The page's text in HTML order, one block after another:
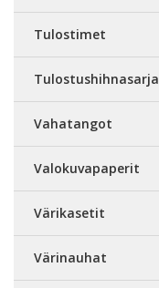
Tulostimet
Vahatangot
Valokuvapaperit
Värikasetit
Värinauhat